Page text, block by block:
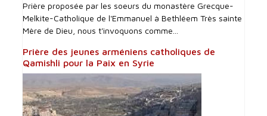
Prière proposée par les soeurs du monastère Grecque-
Melkite-Catholique de l'Emmanuel à Bethléem Très sainte
Mère de Dieu, nous t'invoquons comme...
Prière des jeunes arméniens catholiques de
Qamishli pour la Paix en Syrie